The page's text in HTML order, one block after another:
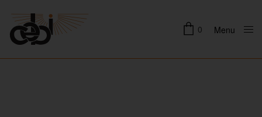
0 Menu